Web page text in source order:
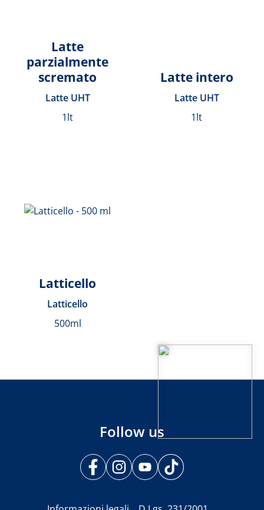
Latte
parzialmente
scremato
Latte UHT
1lt
Latte intero
Latte UHT
1lt
Latticello
Latticello
500ml
Follow us